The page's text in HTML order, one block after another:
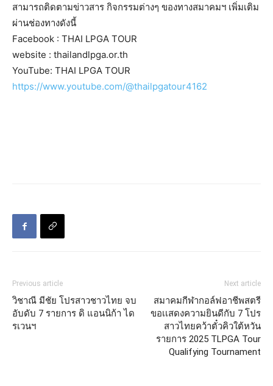
สามารถติดตามข่าวสาร กิจกรรมต่างๆ ของทางสมาคมฯ เพิ่มเติม
ผ่านช่องทางดังนี้
Facebook : THAI LPGA TOUR
website : thailandlpga.or.th
YouTube: THAI LPGA TOUR
https://www.youtube.com/@thailpgatour4162
Previous article
วิชาณี มีชัย โปรสาวชาวไทย จบ
อับดับ 7 รายการ ดิ แอนนิก้า ได
รเวนฯ
Next article
สมาคมกีฬากอล์ฟอาชีพสตรี
ขอเเสดงความยินดีกับ 7 โปร
สาวไทยคว้าตั๋วคิวใต้หวัน
รายการ 2025 TLPGA Tour
Qualifying Tournament